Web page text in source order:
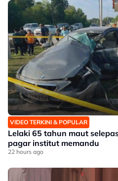
VIDEO TERKINI & POPULAR
Lelaki 65 tahun maut
pagar institut memandu
22 hours ago